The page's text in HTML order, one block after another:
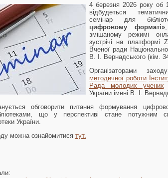
4 березня 2026 року об
відбудеться
семінар для
цифровому форматі»
змішаному режимі
зустрічі на платформі
Вченої ради
В. І. Вернадського (кім.
Організаторами
методичної роботи
Рада молодих учених
України імені В. І.
обговорити питання формування
що у перспективі стане потужним
України.
можна ознайомитися тут.